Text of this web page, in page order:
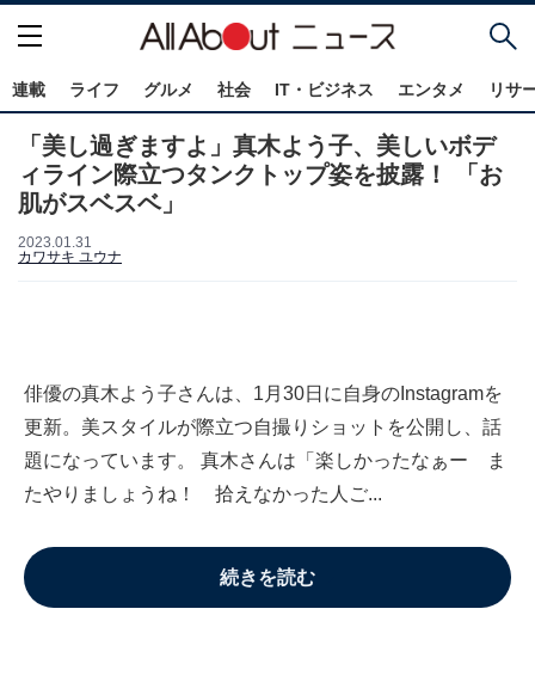
連載 ライフ グルメ 社会 IT・ビジネス エンタメ リサ
「美し過ぎますよ」真木よう子、美しいボデ
ィライン際立つタンクトップ姿を披露！ 「お
肌がスベスベ」
2023.01.31
カワサキ ユウナ
俳優の真木よう子さんは、1月30日に自身のInstagramを
更新。美スタイルが際立つ自撮りショットを公開し、話
題になっています。 真木さんは「楽しかったなぁー ま
たやりましょうね！ 拾えなかった人ご...
続きを読む